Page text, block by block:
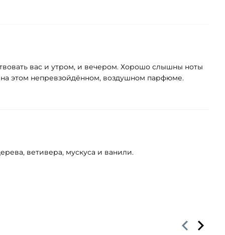
вас и утром, и вечером. Хорошо слышны ноты
этом непревзойдённом, воздушном парфюме.
ветивера, мускуса и ванили.